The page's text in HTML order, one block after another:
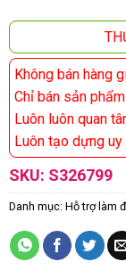
Không bán hàng
Chỉ bán sản
Luôn luôn quan
Luôn tạo dựng
SKU: S326799
Danh mục: Hỗ trợ làm